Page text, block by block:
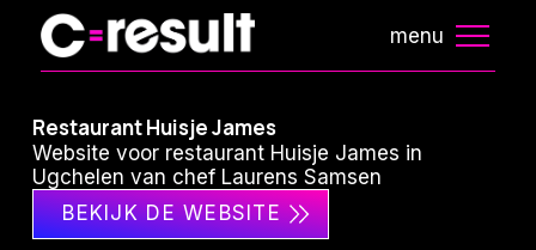
menu
Restaurant Huisje James
Website voor restaurant Huisje James in
Ugchelen van chef Laurens Samsen
BEKIJK DE WEBSITE